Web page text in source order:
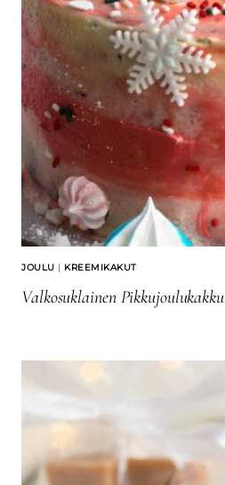
JOULU | KREEMIKAKUT
Valkosuklainen Pikkujoulukakku